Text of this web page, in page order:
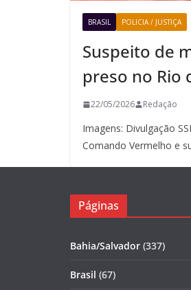
BRASIL POLICIA / JUSTIÇA
Suspeito de
preso no Rio
22/05/2026 Redação
Imagens: Divulgação
Comando Vermelho e
Páginas
Bahia/Salvador (337)
Brasil (67)